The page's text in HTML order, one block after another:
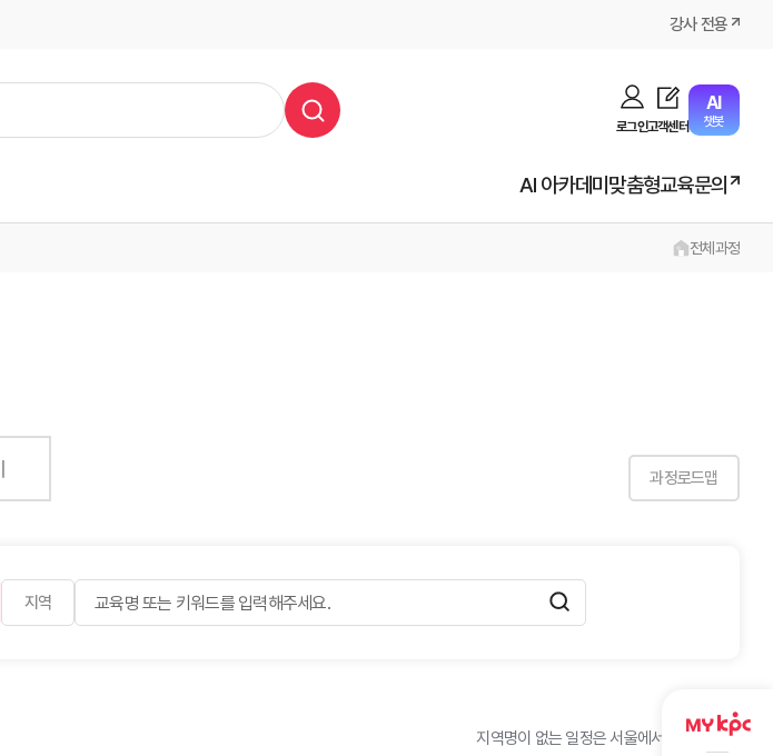
강사 전용
로그인고객센터
AI
챗봇
AI 아카데미 맞춤형교육문의
전체과정
과정로드맵
지역
지역명이 없는 일정은 서울에서 개설됩니다.